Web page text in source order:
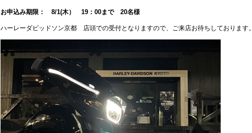
お申込み期限： 8/1(木） 19：00まで 20名様
ハーレーダビッドソン京都 店頭での受付となりますので、ご来店お待ちしております。